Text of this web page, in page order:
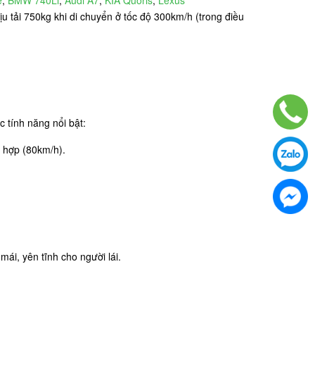
tải 750kg khi di chuyển ở tốc độ 300km/h (trong điều
tính năng nổi bật:
(80km/h).
yên tĩnh cho người lái.